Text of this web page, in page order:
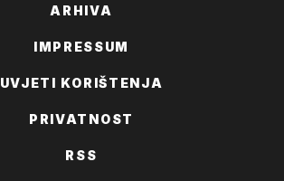
ARHIVA
IMPRESSUM
UVJETI KORIŠTENJA
PRIVATNOST
RSS